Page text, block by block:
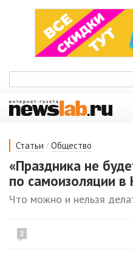
Статьи / Общество
«Праздника не
по самоизоляции в
Что можно и нельзя
2